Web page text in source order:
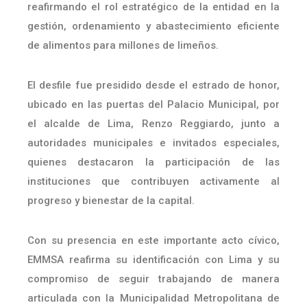
reafirmando el rol estratégico de la entidad en la
gestión, ordenamiento y abastecimiento eficiente
de alimentos para millones de limeños.
El desfile fue presidido desde el estrado de honor,
ubicado en las puertas del Palacio Municipal, por
el alcalde de Lima, Renzo Reggiardo, junto a
autoridades municipales e invitados especiales,
quienes destacaron la participación de las
instituciones que contribuyen activamente al
progreso y bienestar de la capital.
Con su presencia en este importante acto cívico,
EMMSA reafirma su identificación con Lima y su
compromiso de seguir trabajando de manera
articulada con la Municipalidad Metropolitana de